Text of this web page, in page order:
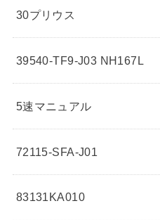
30プリウス
39540-TF9-J03 NH167L
5速マニュアル
72115-SFA-J01
83131KA010